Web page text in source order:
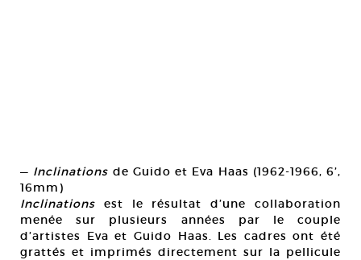
— Inclinations de Guido et Eva Haas (1962-1966, 6’,
16mm)
Inclinations est le résultat d’une collaboration
menée sur plusieurs années par le couple
d’artistes Eva et Guido Haas. Les cadres ont été
grattés et imprimés directement sur la pellicule